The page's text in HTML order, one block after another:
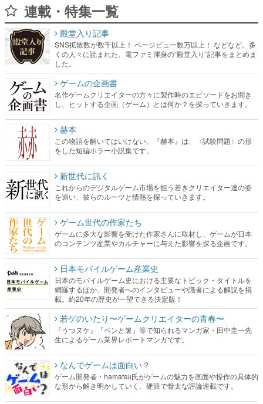
連載・特集一覧
殿堂入り記事
SNS拡散数が数千以上！ ページビュー数万以上！ などなど。多
くの人々に読まれた、電ファミ渾身の“殿堂入り”記事をまとめま
した。
ゲームの企画書
名作ゲームクリエイターの方々に製作時のエピソードをお聞き
し、ヒットする企画（ゲーム）とは何か？を探っていきます。
赫本
この物語を解いてはいけない。『赫本』は、〈試験問題〉の形
をした短編ホラー小説集です。
新世代に訊く
これからのデジタルゲーム市場を担う若きクリエイター達の姿
を追い、彼らのルーツと情熱を探っていきます。
ゲーム世代の作家たち
ゲームに多大な影響を受けた作家さんに取材し、ゲームが日本
のコンテンツ産業やカルチャーに与えた影響を探る企画です。
日本モバイルゲーム産業史
日本のモバイルゲーム史における主要なトピック・タイトルを
網羅するほか、開発者へのインタビューや識者による解説を掲
載。約20年の歴史が一望できる決定版！
若ゲのいたり〜ゲームクリエイターの青春〜
『うつヌケ』『ペンと箸』等で知られるマンガ家・田中圭一先
生によるゲーム業界レポートマンガです。
なんでゲームは面白い？
ゲーム開発者・hamatsu氏がゲームの魅力を画面や操作の具体的
な形から解き明かしていく、硬派で骨太な評論連載です。